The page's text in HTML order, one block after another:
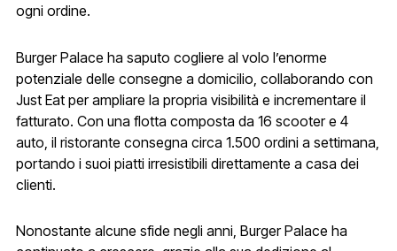
ogni ordine.
Burger Palace ha saputo cogliere al volo l’enorme
potenziale delle consegne a domicilio, collaborando con
Just Eat per ampliare la propria visibilità e incrementare il
fatturato. Con una flotta composta da 16 scooter e 4
auto, il ristorante consegna circa 1.500 ordini a settimana,
portando i suoi piatti irresistibili direttamente a casa dei
clienti.
Nonostante alcune sfide negli anni, Burger Palace ha